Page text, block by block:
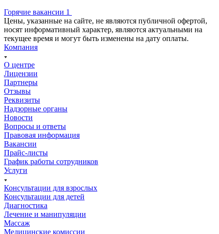
Горячие вакансии 1
Цены, указанные на сайте, не являются публичной офертой,
носят информативный характер, являются актуальными на
текущее время и могут быть изменены на дату оплаты.
Компания
О центре
Лицензии
Партнеры
Отзывы
Реквизиты
Надзорные органы
Новости
Вопросы и ответы
Правовая информация
Вакансии
Прайс-листы
График работы сотрудников
Услуги
Консультации для взрослых
Консультации для детей
Диагностика
Лечение и манипуляции
Массаж
Медицинские комиссии